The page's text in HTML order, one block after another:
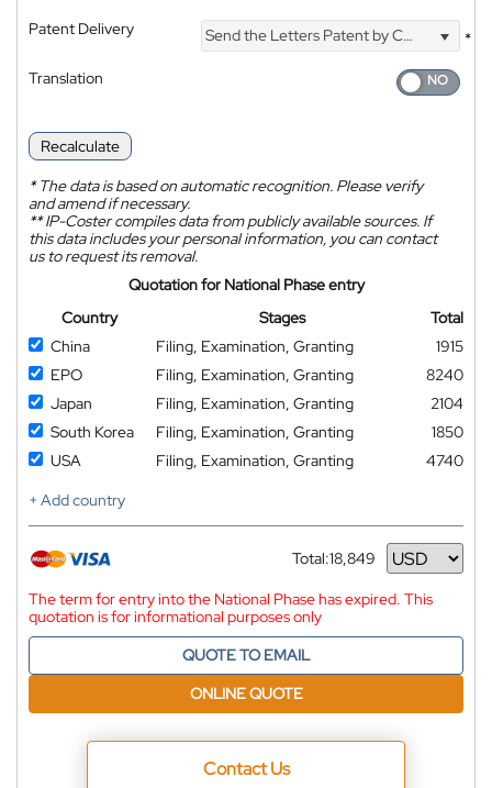
Patent Delivery
Send the Letters Patent by Courier
*
Translation
Recalculate
*The data is based on automatic recognition. Please verify
and amend if necessary.
**IP-Coster compiles data from publicly available sources. If
this data includes your personal information, you can contact
us to request its removal.
Quotation for National Phase entry
Country
Stages
Total
China
Filing, Examination, Granting
1915
EPO
Filing, Examination, Granting
8240
Japan
Filing, Examination, Granting
2104
South Korea
Filing, Examination, Granting
1850
USA
Filing, Examination, Granting
4740
+ Add country
Total:18,849
Currency
The term for entry into the National Phase has expired. This
quotation is for informational purposes only
QUOTE TO EMAIL
ONLINE QUOTE
Contact Us